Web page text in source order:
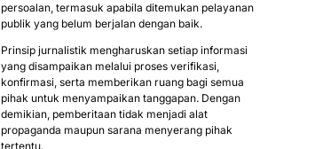
persoalan, termasuk apabila ditemukan pelayanan
publik yang belum berjalan dengan baik.
Prinsip jurnalistik mengharuskan setiap informasi
yang disampaikan melalui proses verifikasi,
konfirmasi, serta memberikan ruang bagi semua
pihak untuk menyampaikan tanggapan. Dengan
demikian, pemberitaan tidak menjadi alat
propaganda maupun sarana menyerang pihak
tertentu.